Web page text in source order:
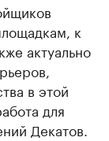
к
актуально
в этой
для
Декатов.